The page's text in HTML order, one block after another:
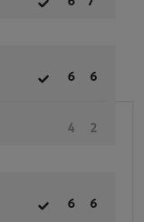
6 6
4 2
6 6